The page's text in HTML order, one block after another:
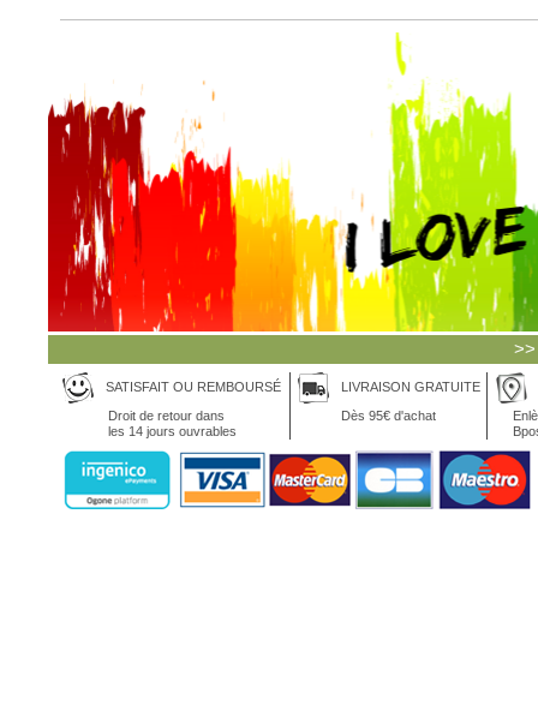
SATISFAIT OU REMBOURSÉ
Droit de retour dans
les 14 jours ouvrables
LIVRAISON GRATUITE
Dès 95€ d'achat